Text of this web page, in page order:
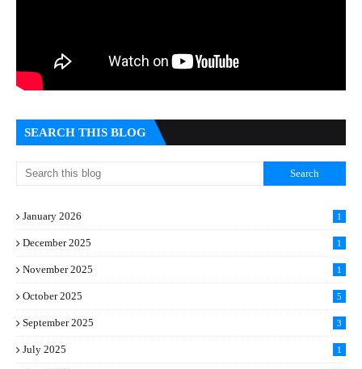
SEARCH THIS BLOG
January 2026 1
December 2025 1
November 2025 1
October 2025 5
September 2025 3
July 2025 1